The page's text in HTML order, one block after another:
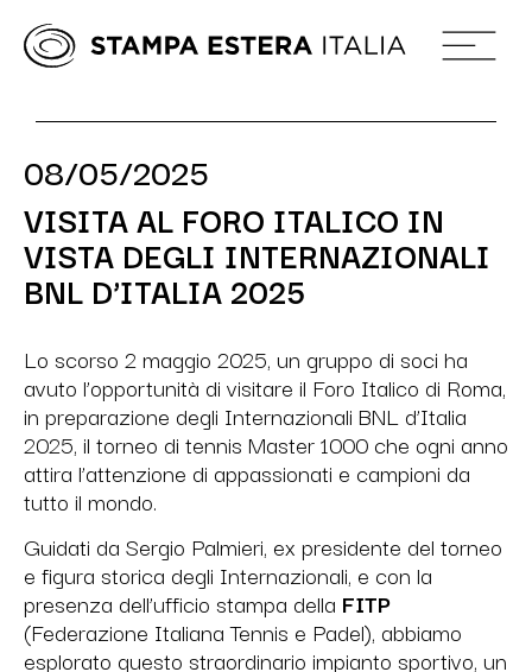
08/05/2025
VISITA AL FORO ITALICO IN
VISTA DEGLI INTERNAZIONALI
BNL D’ITALIA 2025
Lo scorso 2 maggio 2025, un gruppo di soci ha
avuto l’opportunità di visitare il Foro Italico di Roma,
in preparazione degli Internazionali BNL d’Italia
2025, il torneo di tennis Master 1000 che ogni anno
attira l’attenzione di appassionati e campioni da
tutto il mondo.
Guidati da Sergio Palmieri, ex presidente del torneo
e figura storica degli Internazionali, e con la
presenza dell’ufficio stampa della FITP
(Federazione Italiana Tennis e Padel), abbiamo
esplorato questo straordinario impianto sportivo, un